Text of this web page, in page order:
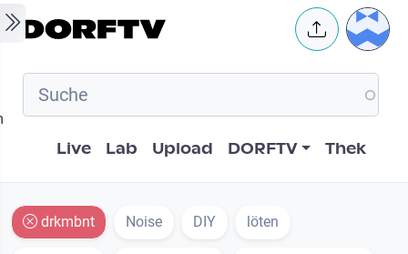
Skip to main content User
Hauptnavigation
Live Lab Upload DORFTV Thek
drkmbnt Noise DIY löten